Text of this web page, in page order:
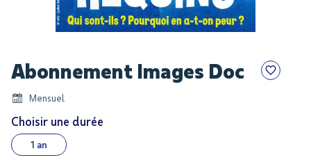
to
beginning
of
the
images
Abonnement Images Doc
Mensuel
Choisir une durée
1 an